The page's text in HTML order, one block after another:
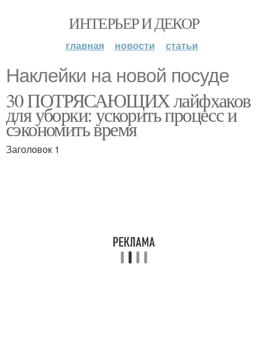
ИНТЕРЬЕР И ДЕКОР
главная новости статьи
Наклейки на новой посуде
30 ПОТРЯСАЮЩИХ лайфхаков
для уборки: ускорить процесс и
сэкономить время
Заголовок 1